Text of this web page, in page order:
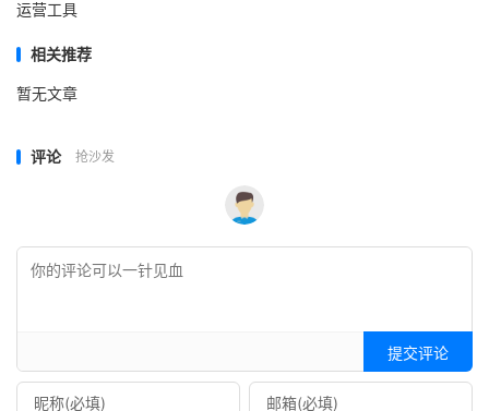
运营工具
相关推荐
暂无文章
评论 抢沙发
提交评论